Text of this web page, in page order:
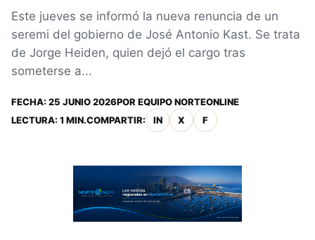
Este jueves se informó la nueva renuncia de un
seremi del gobierno de José Antonio Kast. Se trata
de Jorge Heiden, quien dejó el cargo tras
someterse a...
FECHA: 25 JUNIO 2026POR EQUIPO NORTEONLINE
LECTURA: 1 MIN.COMPARTIR: IN X F